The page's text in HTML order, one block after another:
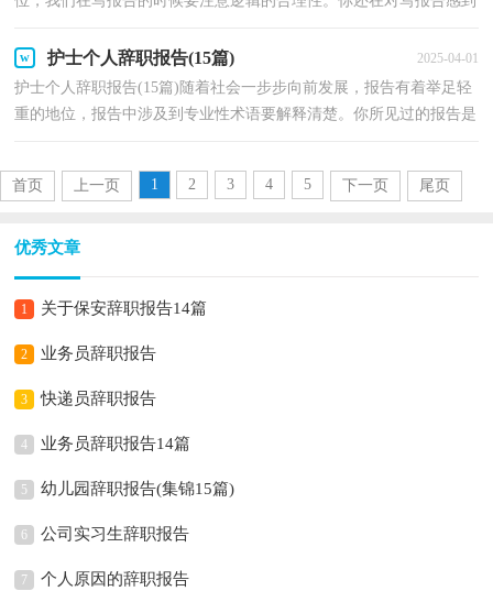
护士个人辞职报告(15篇) 2025-04-01
护士个人辞职报告(15篇)随着社会一步步向前发展，报告有着举足轻
重的地位，报告中涉及到专业性术语要解释清楚。你所见过的报告是
首页 上一页 1 2 3 4 5 下一页 尾页
优秀文章
1 关于保安辞职报告14篇
2 业务员辞职报告
3 快递员辞职报告
4 业务员辞职报告14篇
5 幼儿园辞职报告(集锦15篇)
6 公司实习生辞职报告
7 个人原因的辞职报告